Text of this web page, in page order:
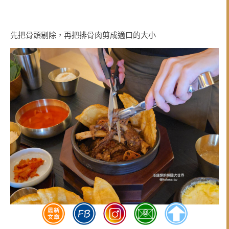
先把骨頭剔除，再把排骨肉剪成適口的大小